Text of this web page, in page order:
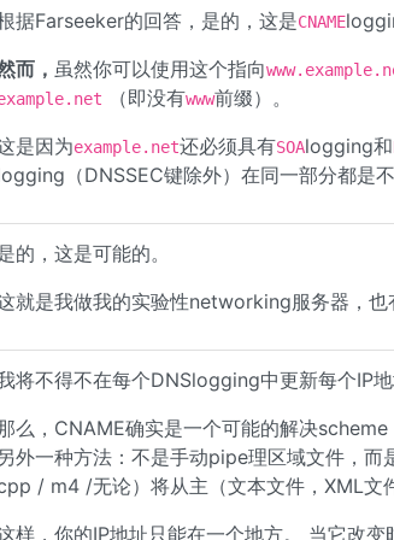
据Farseeker的回答，是的，这是CNAME
而， 虽然你可以使用这个指向
（即没有www前缀）。
是因为example.net还必须具有SOAlogging和
（DNSSEC键除外）在同一部分都是不
的，这是可能的。
就是我做我的实验性networking服务器，也
将不得不在每个DNSlogging中更新每个IP地
么，CNAME确实是一个可能的解决
另外一种方法：不是手动pipe理区域文件，
/ m4 /无论）将从主（文本文件，XML文
样，你的IP地址只能在一个地方。 当它改变